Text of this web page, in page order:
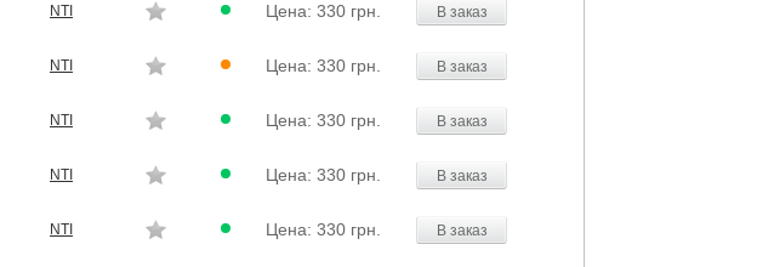
NTI Цена: 330 грн. В заказ
NTI Цена: 330 грн. В заказ
NTI Цена: 330 грн. В заказ
NTI Цена: 330 грн. В заказ
NTI Цена: 330 грн. В заказ